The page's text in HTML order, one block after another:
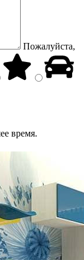
Пожалуйста,
время.